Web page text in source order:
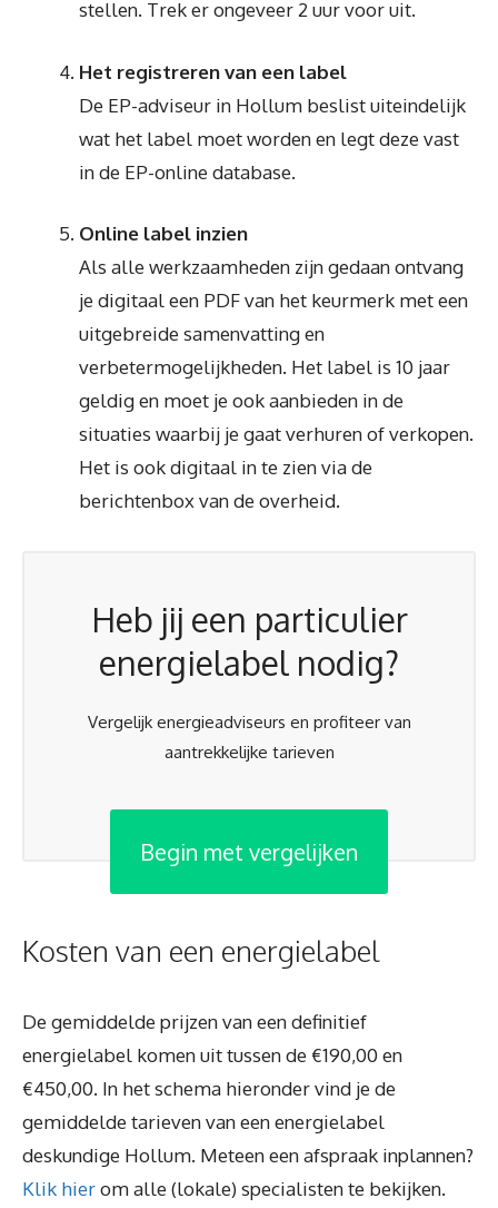
stellen. Trek er ongeveer 2 uur voor uit.
Het registreren van een label
De EP-adviseur in Hollum beslist uiteindelijk
wat het label moet worden en legt deze vast
in de EP-online database.
Online label inzien
Als alle werkzaamheden zijn gedaan ontvang
je digitaal een PDF van het keurmerk met een
uitgebreide samenvatting en
verbetermogelijkheden. Het label is 10 jaar
geldig en moet je ook aanbieden in de
situaties waarbij je gaat verhuren of verkopen.
Het is ook digitaal in te zien via de
berichtenbox van de overheid.
Heb jij een particulier
energielabel nodig?
Vergelijk energieadviseurs en profiteer van
aantrekkelijke tarieven
Begin met vergelijken
Kosten van een energielabel
De gemiddelde prijzen van een definitief
energielabel komen uit tussen de €190,00 en
€450,00. In het schema hieronder vind je de
gemiddelde tarieven van een energielabel
deskundige Hollum. Meteen een afspraak inplannen?
Klik hierom alle (lokale) specialisten te bekijken.